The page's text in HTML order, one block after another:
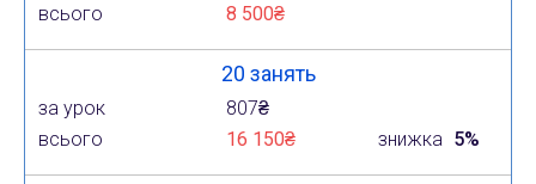
всього
8 500₴
20 занять
за урок
807₴
всього
16 150₴ знижка 5%